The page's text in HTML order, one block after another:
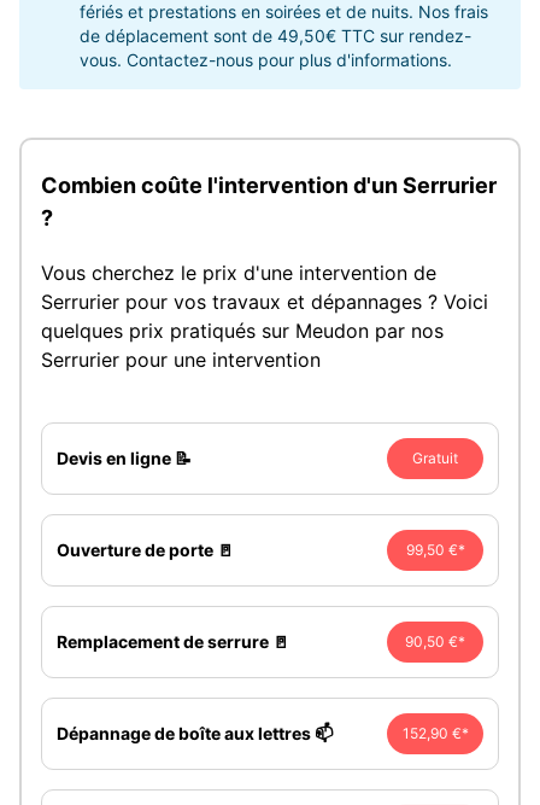
fériés et prestations en soirées et de nuits. Nos frais
de déplacement sont de 49,50€ TTC sur rendez-
vous. Contactez-nous pour plus d'informations.
Combien coûte l'intervention d'un Serrurier
?
Vous cherchez le prix d'une intervention de
Serrurier pour vos travaux et dépannages ? Voici
quelques prix pratiqués sur Meudon par nos
Serrurier pour une intervention
Devis en ligne 📝 Gratuit
Ouverture de porte 🚪 99,50 €*
Remplacement de serrure 🚪 90,50 €*
Dépannage de boîte aux lettres 📫 152,90 €*